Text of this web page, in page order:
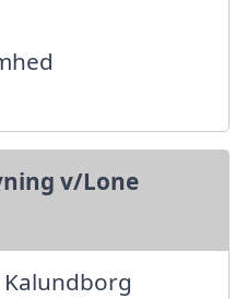
v/Lone
Kalundborg